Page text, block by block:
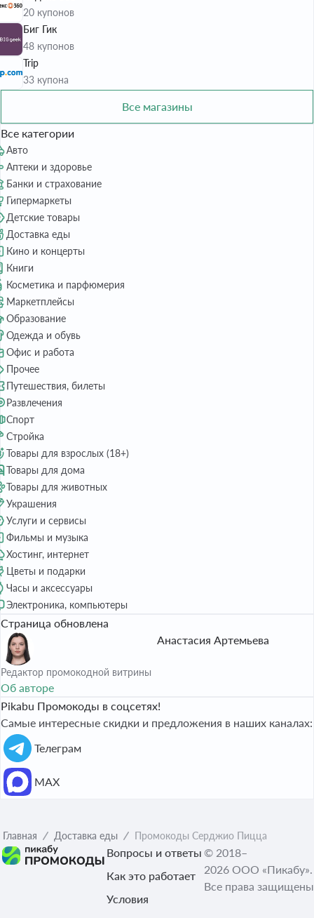
20 купонов
Биг Гик
48 купонов
Trip
33 купона
Все магазины
Все категории
Авто
Аптеки и здоровье
Банки и страхование
Гипермаркеты
Детские товары
Доставка еды
Кино и концерты
Книги
Косметика и парфюмерия
Маркетплейсы
Образование
Одежда и обувь
Офис и работа
Прочее
Путешествия, билеты
Развлечения
Спорт
Стройка
Товары для взрослых (18+)
Товары для дома
Товары для животных
Украшения
Услуги и сервисы
Фильмы и музыка
Хостинг, интернет
Цветы и подарки
Часы и аксессуары
Электроника, компьютеры
Страница обновлена
Анастасия Артемьева
Редактор промокодной витрины
Об авторе
Pikabu Промокоды в соцсетях!
Самые интересные скидки и предложения в наших каналах:
Телеграм
МАХ
Главная Доставка еды Промокоды Серджио Пицца
Вопросы и ответы
Как это работает
Условия
© 2018–
2026 ООО «Пикабу».
Все права защищены